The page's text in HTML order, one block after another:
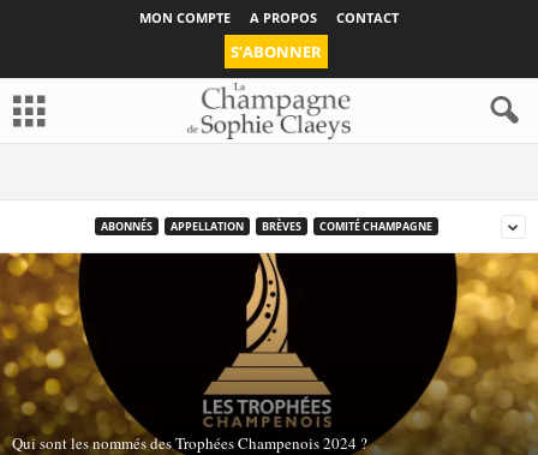
MON COMPTE A PROPOS CONTACT
S’ABONNER
ABONNÉS APPELLATION BRÈVES COMITÉ CHAMPAGNE
Qui sont les nommés des Trophées Champenois 2024 ?